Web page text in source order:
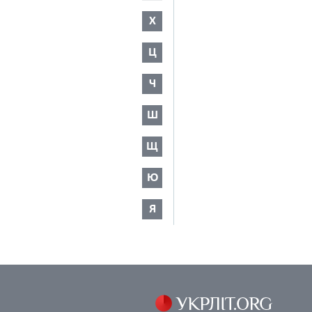
Х
Ц
Ч
Ш
Щ
Ю
Я